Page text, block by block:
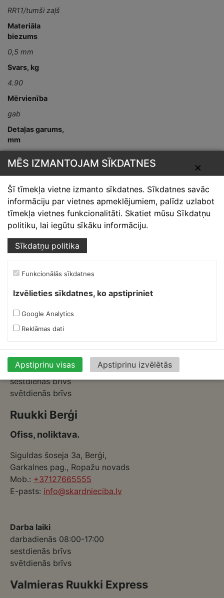
RR11/tumši zaļš
Materiāla
biezums
0,5 mm
Svars, kg
4.90
Mērvienība
gab
Detaļas garums,
mm
Skārdnieks M
Priekuļi, Cēsu novads.
Mob.:
+37126317230
E-pasts:
skardnieksm@skardnieciba.lv
Darba laiki
darbadienās 08:00-17:00
sestdienās brīvs
svētdienās brīvs
Ruukki Berģi
Ofiss, noliktava.
Siguldas šoseja 3a, Berģi,
Garkalnes pag., Ropažu novads
Mob.: +37127665555
E-pasts: info@skardnieciba.lv
Darba laiki
darbadienās 08:00-17:00
sestdienās brīvs
svētdienās brīvs
Valmieras Ruukki Express
✕
MĒS IZMANTOJAM SĪKDATNES
Šī tīmekļa vietne izmanto sīkdatnes. Sīkdatnes savāc
informāciju par vietnes apmeklējumiem, palīdz uzlabot
tīmekļa vietnes funkcionalitāti. Skatiet mūsu Sīkdatņu
politiku, lai iegūtu sīkāku informāciju.
Sīkdatņu politika
Funkcionālās sīkdatnes
Izvēlieties sīkdatnes, ko apstipriniet
Google Analytics
Reklāmas dati
Apstiprinu visas Apstiprinu izvēlētās